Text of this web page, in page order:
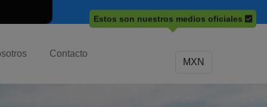
Estos son nuestros medios oficiales
Contacto